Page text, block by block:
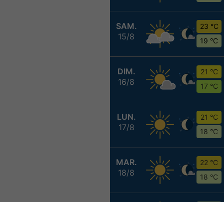
SAM.
15/8
23 °C
19 °C
DIM.
16/8
21 °C
17 °C
LUN.
17/8
21 °C
18 °C
MAR.
18/8
22 °C
18 °C